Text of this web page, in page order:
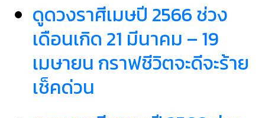
ดูดวงราศีเมษปี 2566 ช่วง
เดือนเกิด 21 มีนาคม – 19
เมษายน กราฟชีวิตจะดีจะร้าย
เช็คด่วน